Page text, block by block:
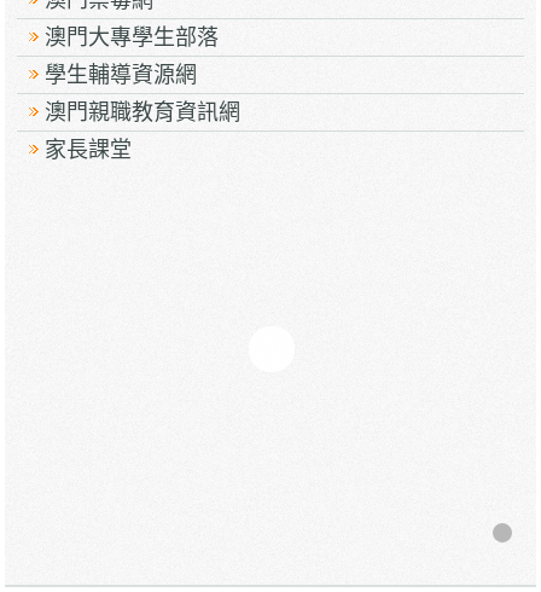
澳門大專學生部落
學生輔導資源網
澳門親職教育資訊網
家長課堂